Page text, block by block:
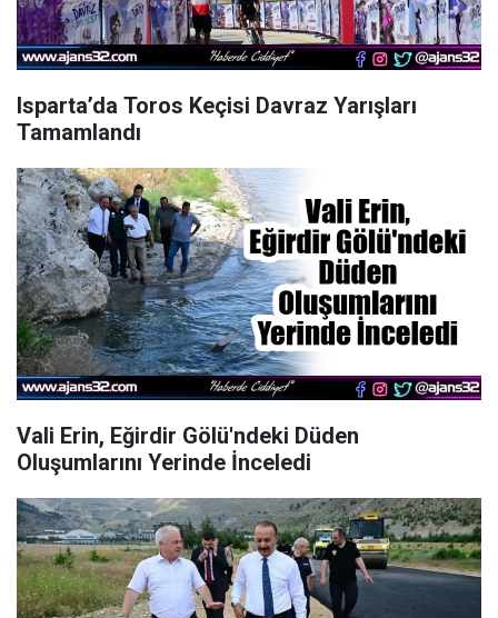
Isparta’da Toros Keçisi Davraz Yarışları
Tamamlandı
Vali Erin, Eğirdir Gölü'ndeki Düden
Oluşumlarını Yerinde İnceledi